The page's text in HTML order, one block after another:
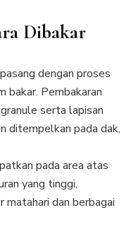
Dibakar
dengan proses
bakar. Pembakaran
serta lapisan
ditempelkan pada dak,
pada area atas
yang tinggi,
matahari dan berbagai